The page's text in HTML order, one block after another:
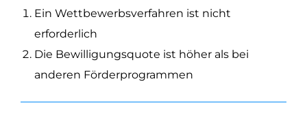
Ein Wettbewerbsverfahren ist nicht
erforderlich
Die Bewilligungsquote ist höher als bei
anderen Förderprogrammen